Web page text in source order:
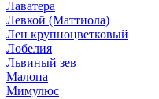
Лаватера
Левкой (Маттиола)
Лен крупноцветковый
Лобелия
Львиный зев
Малопа
Мимулюс